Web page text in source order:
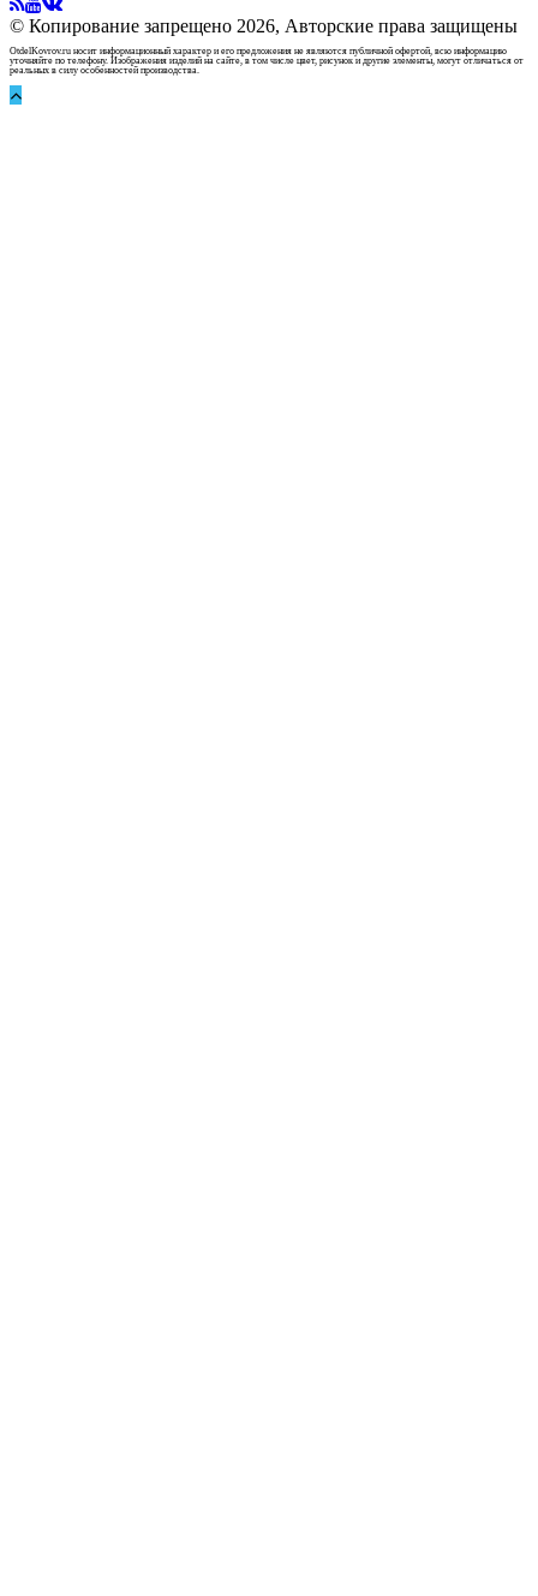
© Копирование запрещено 2026, Авторские права защищены
OtdelKovrov.ru носит информационный характер и его предложения не являются публичной офертой, всю информацию
уточняйте по телефону. Изображения изделий на сайте, в том числе цвет, рисунок и другие элементы, могут отличаться от
реальных в силу особенностей производства.